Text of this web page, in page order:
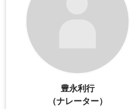
豊永利行
（ナレーター）